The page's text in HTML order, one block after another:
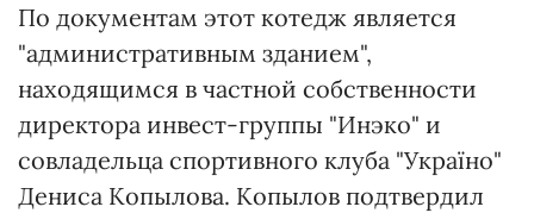
По документам этот котедж является
"административным зданием",
находящимся в частной собственности
директора инвест-группы "Инэко" и
совладельца спортивного клуба "Україно"
Дениса Копылова. Копылов подтвердил